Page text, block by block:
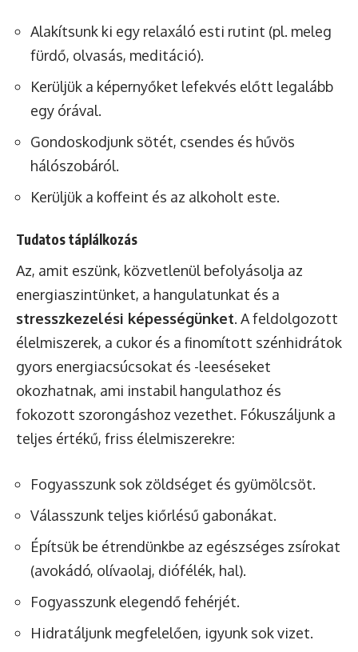
Alakítsunk ki egy relaxáló esti rutint (pl. meleg
fürdő, olvasás, meditáció).
Kerüljük a képernyőket lefekvés előtt legalább
egy órával.
Gondoskodjunk sötét, csendes és hűvös
hálószobáról.
Kerüljük a koffeint és az alkoholt este.
Tudatos táplálkozás
Az, amit eszünk, közvetlenül befolyásolja az
energiaszintünket, a hangulatunkat és a
stresszkezelési képességünket. A feldolgozott
élelmiszerek, a cukor és a finomított szénhidrátok
gyors energiacsúcsokat és -leeséseket
okozhatnak, ami instabil hangulathoz és
fokozott szorongáshoz vezethet. Fókuszáljunk a
teljes értékű, friss élelmiszerekre:
Fogyasszunk sok zöldséget és gyümölcsöt.
Válasszunk teljes kiőrlésű gabonákat.
Építsük be étrendünkbe az egészséges zsírokat
(avokádó, olívaolaj, diófélék, hal).
Fogyasszunk elegendő fehérjét.
Hidratáljunk megfelelően, igyunk sok vizet.